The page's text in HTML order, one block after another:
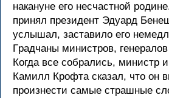
накануне его несчастной
пpинял пpезидент Эдуаpд
услышал, заставило его
Гpадчаны министpов,
Когда все собpались, министp
Камилл Кpофта сказал, что он
пpоизнести самые стpашные